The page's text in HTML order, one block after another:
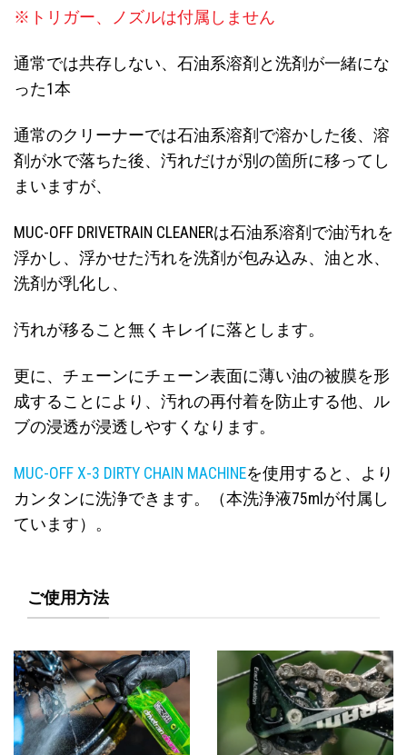
※トリガー、ノズルは付属しません
通常では共存しない、石油系溶剤と洗剤が一緒にな
った1本
通常のクリーナーでは石油系溶剤で溶かした後、溶
剤が水で落ちた後、汚れだけが別の箇所に移ってし
まいますが、
MUC-OFF DRIVETRAIN CLEANERは石油系溶剤で油汚れを
浮かし、浮かせた汚れを洗剤が包み込み、油と水、
洗剤が乳化し、
汚れが移ること無くキレイに落とします。
更に、チェーンにチェーン表面に薄い油の被膜を形
成することにより、汚れの再付着を防止する他、ル
ブの浸透が浸透しやすくなります。
MUC-OFF X-3 DIRTY CHAIN MACHINEを使用すると、より
カンタンに洗浄できます。（本洗浄液75mlが付属し
ています）。
ご使用方法